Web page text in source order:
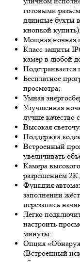
готовыми
длинные бухты
кнопкой купить);
Мощная ночная
Класс защиты
камер в любой
Подстраивается
Бесплатное
просмотра;
Умная
Улучшенная
лучше качество
Высокая
Поддержка
Встроенный
увеличивать
Камера
разрешением 2К;
Функция
заполнении
перезапись
Легко
настроить
минуты;
Опция
(Встроенный